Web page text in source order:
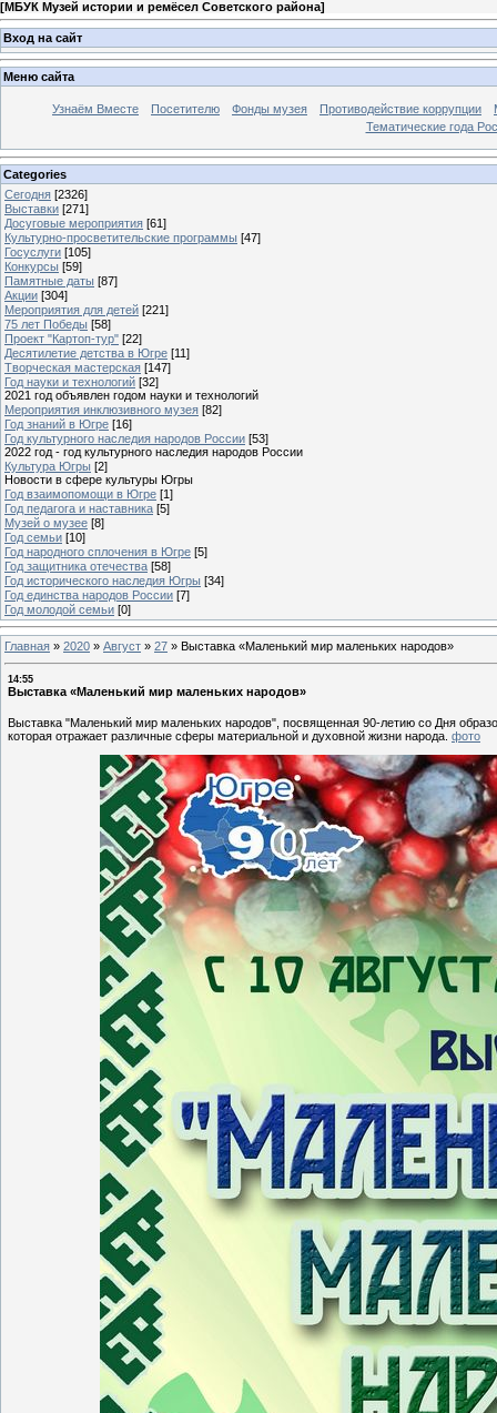
[МБУК Музей истории и ремёсел Советского района]
Вход на сайт
Меню сайта
Узнаём Вместе Посетителю Фонды музея Противодействие коррупции
Тематические года
Categories
Сегодня [2326]
Выставки [271]
Досуговые мероприятия [61]
Культурно-просветительские программы [47]
Госуслуги [105]
Конкурсы [59]
Памятные даты [87]
Акции [304]
Мероприятия для детей [221]
75 лет Победы [58]
Проект "Картоп-тур" [22]
Десятилетие детства в Югре [11]
Творческая мастерская [147]
Год науки и технологий [32]
2021 год объявлен годом науки и технологий
Мероприятия инклюзивного музея [82]
Год знаний в Югре [16]
Год культурного наследия народов России [53]
2022 год - год культурного наследия народов России
Культура Югры [2]
Новости в сфере культуры Югры
Год взаимопомощи в Югре [1]
Год педагога и наставника [5]
Музей о музее [8]
Год семьи [10]
Год народного сплочения в Югре [5]
Год защитника отечества [58]
Год исторического наследия Югры [34]
Год единства народов России [7]
Год молодой семьи [0]
Главная » 2020 » Август » 27 » Выставка «Маленький мир маленьких народов»
14:55
Выставка «Маленький мир маленьких народов»
Выставка "Маленький мир маленьких народов", посвященная 90-летию со Дня
которая отражает различные сферы материальной и духовной жизни народа. фото